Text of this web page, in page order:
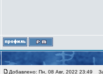
Добавлено: Пн, 08 Авг, 2022 23:49